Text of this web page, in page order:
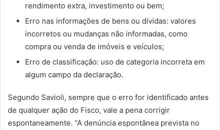
rendimento extra, investimento ou bem;
Erro nas informações de bens ou dívidas: valores
incorretos ou mudanças não informadas, como
compra ou venda de imóveis e veículos;
Erro de classificação: uso de categoria incorreta em
algum campo da declaração.
Segundo Savioli, sempre que o erro for identificado antes
de qualquer ação do Fisco, vale a pena corrigir
espontaneamente. “A denúncia espontânea prevista no